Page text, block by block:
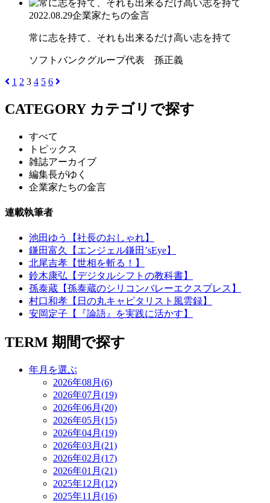
2022.08.29企業家たちの金言
常に志を持て、それも出来るだけ高い志を持て
ソフトバンクグループ代表 孫正義
1 2 3 4 5 6
CATEGORY カテゴリで探す
すべて
トピックス
雑誌アーカイブ
編集長がゆく
企業家たちの金言
連載執筆者
池田ゆう【社長のおしゃれ】
鎌田富久【エンジェル鎌田’sEye】
北尾吉孝【世相を斬る！】
鈴木康弘【デジタルシフトの教科書】
孫泰蔵【孫泰蔵のシリコンバレーエクスプレス】
村口和孝【日の丸キャピタリスト風雲録】
安岡定子【『論語』を実践に活かす】
TERM 期間で探す
年月を選ぶ
2026年08月(6)
2026年07月(19)
2026年06月(20)
2026年05月(15)
2026年04月(19)
2026年03月(21)
2026年02月(17)
2026年01月(21)
2025年12月(12)
2025年11月(16)